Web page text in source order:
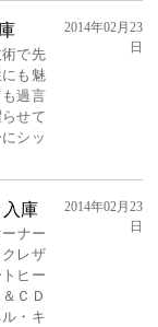
で先
も魅
過言
せて
シッ
2014年02月23
日
庫
ナー
レザ
ヒー
ＣＤ
・キ
2014年02月23
日